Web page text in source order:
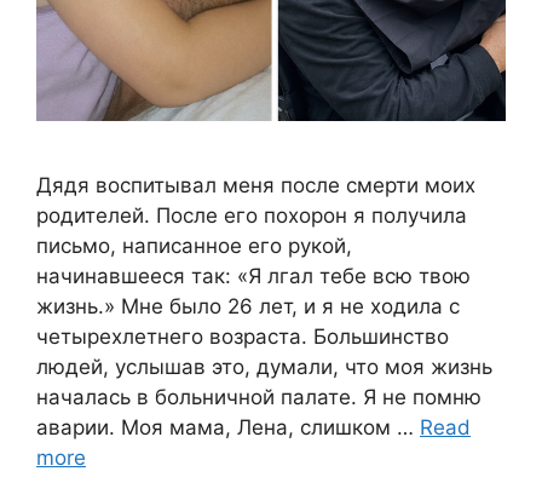
Дядя воспитывал меня после смерти моих
родителей. После его похорон я получила
письмо, написанное его рукой,
начинавшееся так: «Я лгал тебе всю твою
жизнь.» Мне было 26 лет, и я не ходила с
четырехлетнего возраста. Большинство
людей, услышав это, думали, что моя жизнь
началась в больничной палате. Я не помню
аварии. Моя мама, Лена, слишком … Read
more